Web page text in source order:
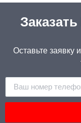
Оставьте заявку